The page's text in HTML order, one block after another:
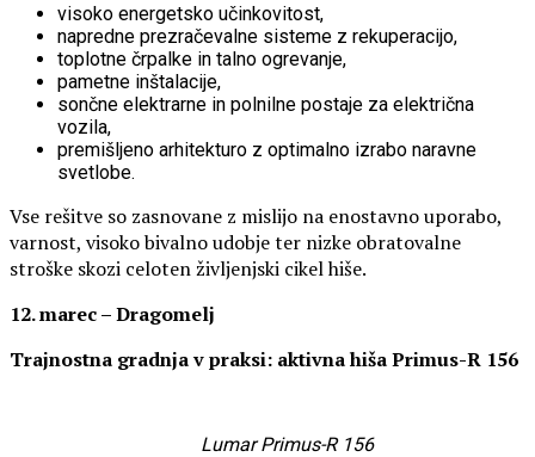
visoko energetsko učinkovitost,
napredne prezračevalne sisteme z rekuperacijo,
toplotne črpalke in talno ogrevanje,
pametne inštalacije,
sončne elektrarne in polnilne postaje za električna
vozila,
premišljeno arhitekturo z optimalno izrabo naravne
svetlobe.
Vse rešitve so zasnovane z mislijo na enostavno uporabo,
varnost, visoko bivalno udobje ter nizke obratovalne
stroške skozi celoten življenjski cikel hiše.
12. marec – Dragomelj
Trajnostna gradnja v praksi: aktivna hiša Primus-R 156
Lumar Primus-R 156